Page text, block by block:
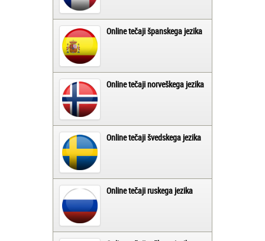
Online tečaji španskega jezika
Online tečaji norveškega jezika
Online tečaji švedskega jezika
Online tečaji ruskega jezika